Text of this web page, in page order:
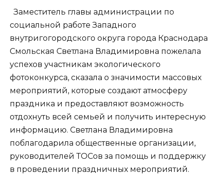
Заместитель главы администрации по
социальной работе Западного
внутригогородского округа города Краснодара
Смольская Светлана Владимировна пожелала
успехов участникам экологического
фотоконкурса, сказала о значимости массовых
мероприятий, которые создают атмосферу
праздника и предоставляют возможность
отдохнуть всей семьей и получить интересную
информацию. Светлана Владимировна
поблагодарила общественные организации,
руководителей ТОСов за помощь и поддержку
в проведении праздничных мероприятий.